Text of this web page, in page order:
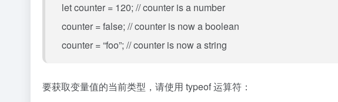
let counter = 120; // counter is a number
counter = false; // counter is now a boolean
counter = “foo”; // counter is now a string
要获取变量值的当前类型，请使用 typeof 运算符：